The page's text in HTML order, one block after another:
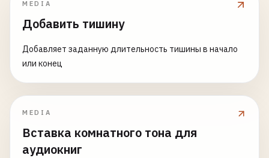
MEDIA
Добавить тишину
Добавляет заданную длительность тишины в начало
или конец
MEDIA
Вставка комнатного тона для
аудиокниг